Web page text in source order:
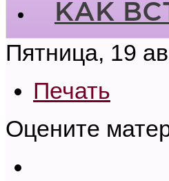
КАК
Пятница, 19
Печать
Оцените